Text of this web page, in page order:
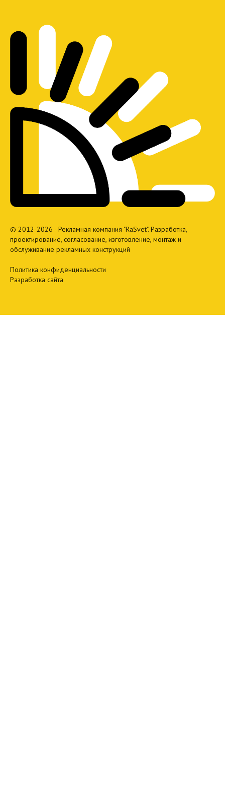
© 2012-2026 - Рекламная компания "RaSvet". Разработка,
проектирование, согласование, изготовление, монтаж и
обслуживание рекламных конструкций
Политика конфиденциальности
Разработка сайта